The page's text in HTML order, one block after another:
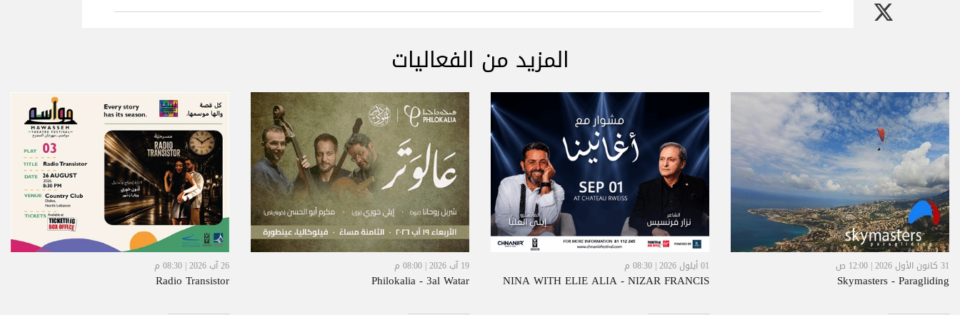
المزيد من الفعاليات
31 كانون الأول 2026 | 12:00 ص
Skymasters - Paragliding
01 أيلول 2026 | 08:30 م
NINA WITH ELIE ALIA - NIZAR FRANCIS
19 آب 2026 | 08:00 م
Philokalia - 3al Watar
26 آب 2026 | 08:30 م
Radio Transistor